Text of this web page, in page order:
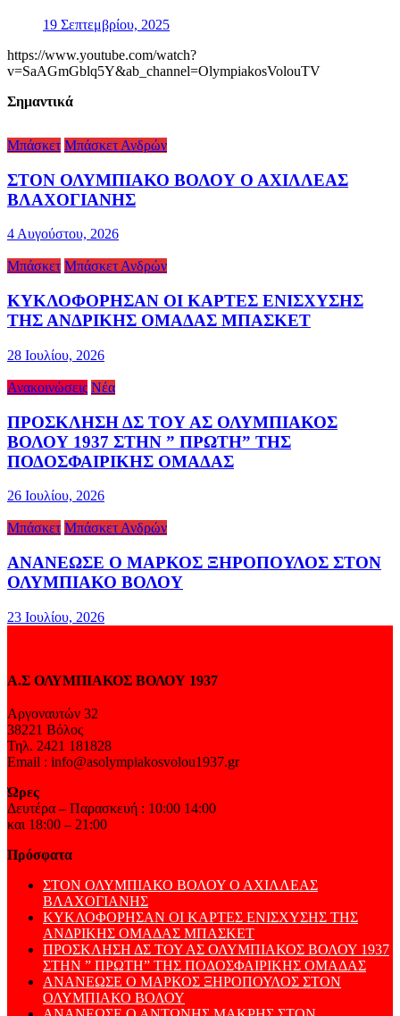
19 Σεπτεμβρίου, 2025
https://www.youtube.com/watch?
v=SaAGmGblq5Y&ab_channel=OlympiakosVolouTV
Σημαντικά
Μπάσκετ Μπάσκετ Ανδρών
ΣΤΟΝ ΟΛΥΜΠΙΑΚΟ ΒΟΛΟΥ Ο ΑΧΙΛΛΕΑΣ
ΒΛΑΧΟΓΙΑΝΗΣ
4 Αυγούστου, 2026
Μπάσκετ Μπάσκετ Ανδρών
ΚΥΚΛΟΦΟΡΗΣΑΝ ΟΙ ΚΑΡΤΕΣ ΕΝΙΣΧΥΣΗΣ
ΤΗΣ ΑΝΔΡΙΚΗΣ ΟΜΑΔΑΣ ΜΠΑΣΚΕΤ
28 Ιουλίου, 2026
Ανακοινώσεις Νέα
ΠΡΟΣΚΛΗΣΗ ΔΣ ΤΟΥ ΑΣ ΟΛΥΜΠΙΑΚΟΣ
ΒΟΛΟΥ 1937 ΣΤΗΝ ” ΠΡΩΤΗ” ΤΗΣ
ΠΟΔΟΣΦΑΙΡΙΚΗΣ ΟΜΑΔΑΣ
26 Ιουλίου, 2026
Μπάσκετ Μπάσκετ Ανδρών
ΑΝΑΝΕΩΣΕ Ο ΜΑΡΚΟΣ ΞΗΡΟΠΟΥΛΟΣ ΣΤΟΝ
ΟΛΥΜΠΙΑΚΟ ΒΟΛΟΥ
23 Ιουλίου, 2026
Α.Σ ΟΛΥΜΠΙΑΚΟΣ ΒΟΛΟΥ 1937
Αργοναυτών 32
38221 Βόλος
Τηλ. 2421 181828
Email : info@asolympiakosvolou1937.gr
Ώρες
Δευτέρα – Παρασκευή : 10:00 14:00
και 18:00 – 21:00
Πρόσφατα
ΣΤΟΝ ΟΛΥΜΠΙΑΚΟ ΒΟΛΟΥ Ο ΑΧΙΛΛΕΑΣ
ΒΛΑΧΟΓΙΑΝΗΣ
ΚΥΚΛΟΦΟΡΗΣΑΝ ΟΙ ΚΑΡΤΕΣ ΕΝΙΣΧΥΣΗΣ ΤΗΣ
ΑΝΔΡΙΚΗΣ ΟΜΑΔΑΣ ΜΠΑΣΚΕΤ
ΠΡΟΣΚΛΗΣΗ ΔΣ ΤΟΥ ΑΣ ΟΛΥΜΠΙΑΚΟΣ ΒΟΛΟΥ 1937
ΣΤΗΝ ” ΠΡΩΤΗ” ΤΗΣ ΠΟΔΟΣΦΑΙΡΙΚΗΣ ΟΜΑΔΑΣ
ΑΝΑΝΕΩΣΕ Ο ΜΑΡΚΟΣ ΞΗΡΟΠΟΥΛΟΣ ΣΤΟΝ
ΟΛΥΜΠΙΑΚΟ ΒΟΛΟΥ